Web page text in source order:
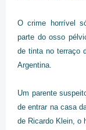
O crime horrível
parte do osso
de tinta no terraço
Argentina.
Um parente
de entrar na casa
de Ricardo Klein, o